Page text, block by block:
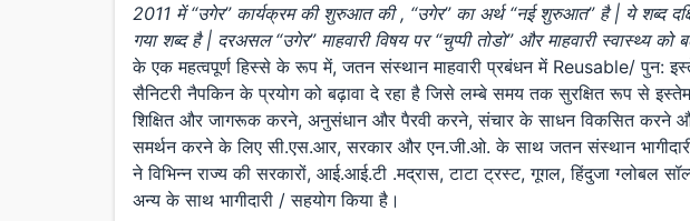
2011 में “उगेर” कार्यक्रम की शुरुआत की , “उगेर” का अर्थ “नई शुरुआत” है | ये शब्द
गया शब्द है | दरअसल “उगेर” माहवारी विषय पर “चुप्पी तोडो” और माहवारी स्वास्थ्य
के एक महत्वपूर्ण हिस्से के रूप में, जतन संस्थान माहवारी प्रबंधन में Reusable/ पुन:
सैनिटरी नैपकिन के प्रयोग को बढ़ावा दे रहा है जिसे लम्बे समय तक सुरक्षित रूप से
शिक्षित और जागरूक करने, अनुसंधान और पैरवी करने, संचार के साधन विकसित करने
समर्थन करने के लिए सी.एस.आर, सरकार और एन.जी.ओ. के साथ जतन संस्थान
ने विभिन्न राज्य की सरकारों, आई.आई.टी .मद्रास, टाटा ट्रस्ट, गूगल, हिंदुजा ग्लोबल
अन्य के साथ भागीदारी / सहयोग किया है।